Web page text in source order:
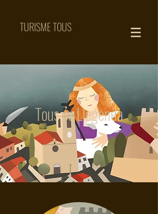
TURISME TOUS
Tous és Llegenda